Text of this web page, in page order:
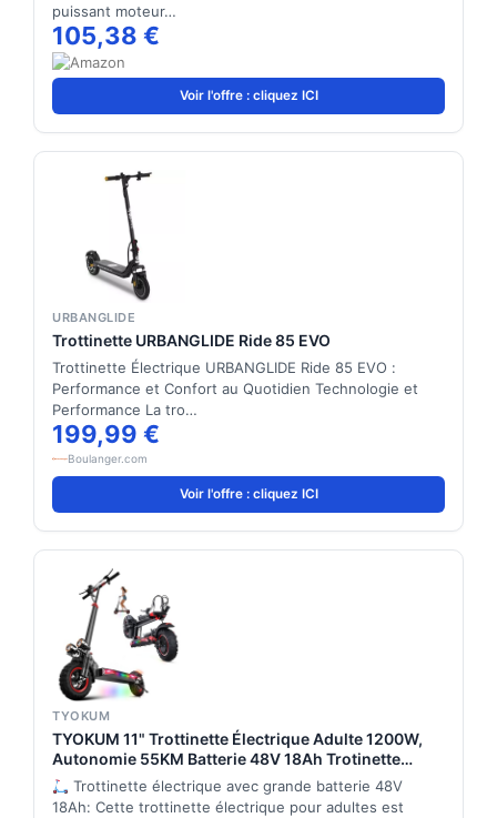
puissant moteur…
105,38 €
Voir l'offre : cliquez ICI
URBANGLIDE
Trottinette URBANGLIDE Ride 85 EVO
Trottinette Électrique URBANGLIDE Ride 85 EVO :
Performance et Confort au Quotidien Technologie et
Performance La tro…
199,99 €
Boulanger.com
Voir l'offre : cliquez ICI
TYOKUM
TYOKUM 11" Trottinette Électrique Adulte 1200W,
Autonomie 55KM Batterie 48V 18Ah Trotinette
Electrique Pliante Portable, Tout Terrain Double
Suspension Frein à Disque Double Escooter
Trottinette électrique avec grande batterie 48V
18Ah: Cette trottinette électrique pour adultes est